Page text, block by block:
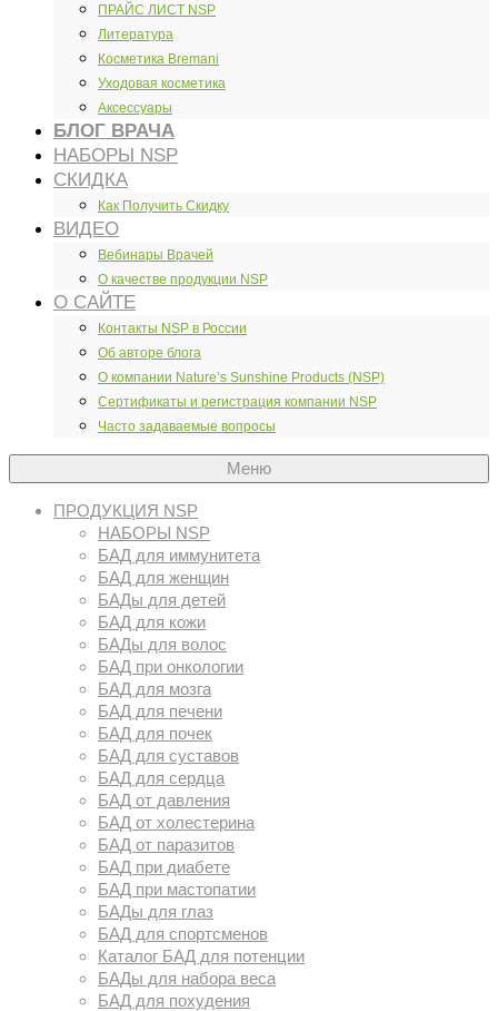
ПРАЙС ЛИСТ NSP
Литература
Косметика Bremani
Уходовая косметика
Аксессуары
БЛОГ ВРАЧА
НАБОРЫ NSP
СКИДКА
Как Получить Скидку
ВИДЕО
Вебинары Врачей
О качестве продукции NSP
О САЙТЕ
Контакты NSP в России
Об авторе блога
О компании Nature’s Sunshine Products (NSP)
Сертификаты и регистрация компании NSP
Часто задаваемые вопросы
Меню
ПРОДУКЦИЯ NSP
НАБОРЫ NSP
БАД для иммунитета
БАД для женщин
БАДы для детей
БАД для кожи
БАДы для волос
БАД при онкологии
БАД для мозга
БАД для печени
БАД для почек
БАД для суставов
БАД для сердца
БАД от давления
БАД от холестерина
БАД от паразитов
БАД при диабете
БАД при мастопатии
БАДы для глаз
БАД для спортсменов
Каталог БАД для потенции
БАДы для набора веса
БАД для похудения